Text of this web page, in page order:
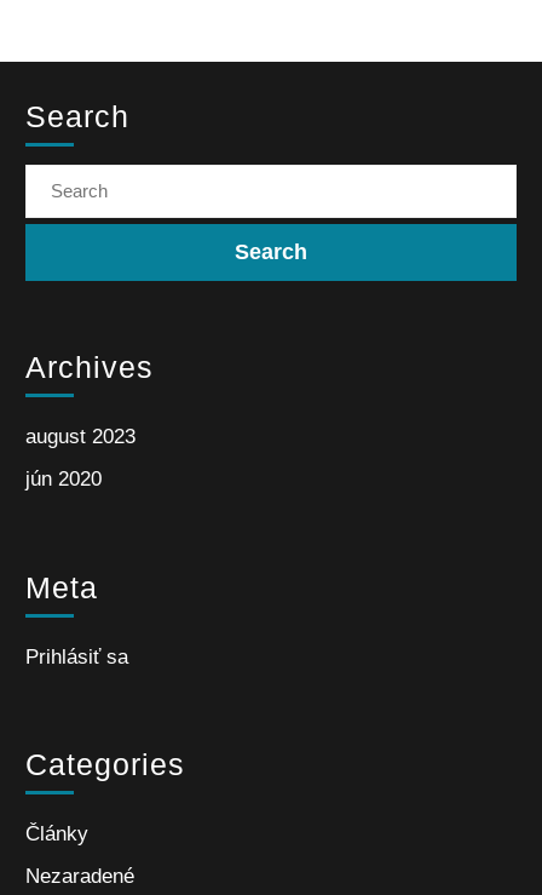
Search
Archives
august 2023
jún 2020
Meta
Prihlásiť sa
Categories
Články
Nezaradené